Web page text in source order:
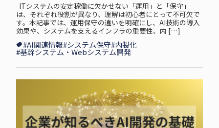
ITシステムの安定稼働に欠かせない「運用」と「保守」
は、それぞれ役割が異なり、理解は初心者にとって不可欠で
す。本記事では、運用保守の違いを明確にし、AI技術の導入
効果や、システムを支えるインフラの重要性、内 […]
#AI関連情報#システム保守#内製化
#基幹システム・Webシステム開発